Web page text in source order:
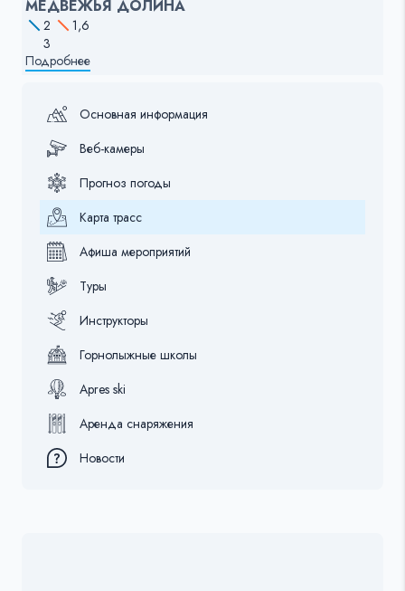
МЕДВЕЖЬЯ ДОЛИНА
2
1,6
3
Подробнее
Основная информация
Веб-камеры
Прогноз погоды
Карта трасс
Афиша мероприятий
Туры
Инструкторы
Горнолыжные школы
Apres ski
Аренда снаряжения
Новости